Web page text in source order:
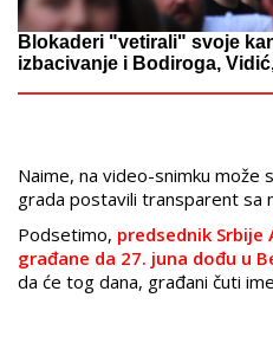
Blokaderi "vetirali" svoje
izbacivanje i Bodiroga,
Naime, na video-snimku može
grada postavili transparent sa
Podsetimo, predsednik Srbije
građane da 27. juna dođu u
da će tog dana, građani čuti